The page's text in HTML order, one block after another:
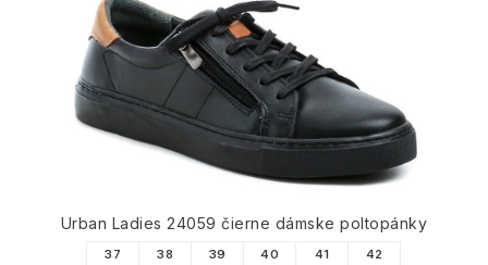
Urban Ladies 24059 čierne dámske poltopánky
37 38 39 40 41 42